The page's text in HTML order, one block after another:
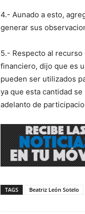
4.- Aunado a esto,
generar sus
5.- Respecto al
financiero, dijo que es
pueden ser utilizados
ya que esta cantidad
adelanto de
TAGS Beatriz León Sotelo